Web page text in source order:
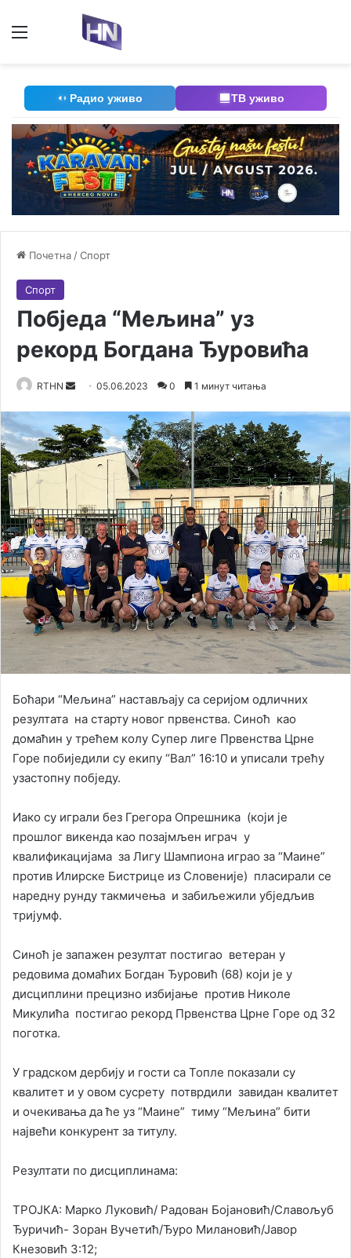
Мени
Радио уживо ТВ уживо
Почетна /Спорт
Спорт
Побједа “Мељина” уз
рекорд Богдана Ђуровића
RTHN
Send
email
05.06.2023 0 1 минут читања
Боћари “Мељина” настављају са серијом одличних
резултата на старту новог првенства. Синоћ као
домаћин у трећем колу Супер лиге Првенства Црне
Горе побиједили су екипу “Вал” 16:10 и уписали трећу
узастопну побједу.
Иако су играли без Грегора Опрешника (који је
прошлог викенда као позајмљен играч у
квалификацијама за Лигу Шампиона играо за “Маине”
против Илирске Бистрице из Словеније) пласирали се
наредну рунду такмичења и забиљежили убjeдљив
тријумф.
Синоћ је запажен резултат постигао ветеран у
редовима домаћих Богдан Ђуровић (68) који је у
дисциплини прецизно избијање против Николе
Микулића постигао рекорд Првенства Црне Горе од 32
поготка.
У градском дербију и гости са Топле показали су
квалитет и у овом сусрету потврдили завидан квалитет
и очекивања да ће уз “Маине” тиму “Мељина” бити
највећи конкурент за титулу.
Резултати по дисциплинама:
ТРОЈКА: Марко Луковић/ Радован Бојановић/Славољуб
Ђуричић- Зоран Вучетић/Ђуро Милановић/Јавор
Кнезовић 3:12;